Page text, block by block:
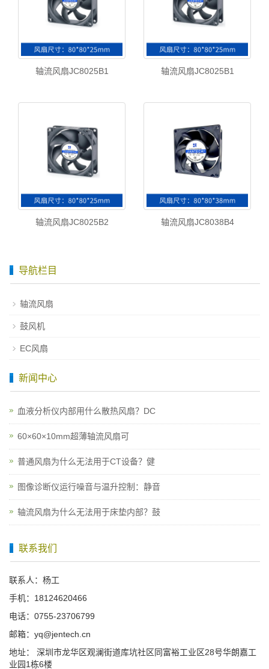
轴流风扇JC8025B1 轴流风扇JC8025B1
轴流风扇JC8025B2 轴流风扇JC8038B4
导航栏目
轴流风扇
鼓风机
EC风扇
新闻中心
血液分析仪内部用什么散热风扇？DC
60×60×10mm超薄轴流风扇可
普通风扇为什么无法用于CT设备？健
图像诊断仪运行噪音与温升控制：静音
轴流风扇为什么无法用于床垫内部？鼓
联系我们
联系人：杨工
手机：18124620466
电话：0755-23706799
邮箱：yq@jentech.cn
地址： 深圳市龙华区观澜街道库坑社区同富裕工业区28号华朗嘉工
业园1栋6楼